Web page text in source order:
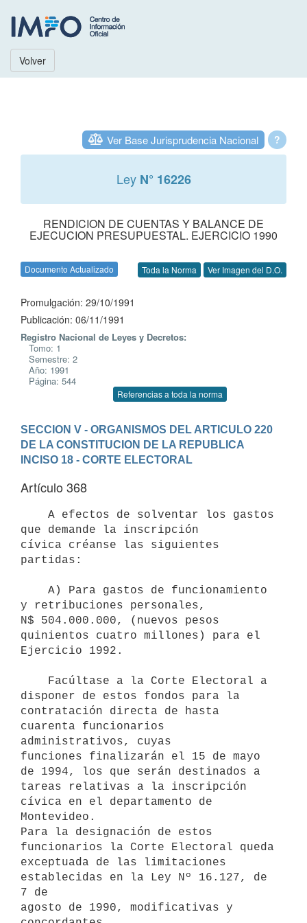
Volver
?
Ver Base Jurisprudencia Nacional
Ley N° 16226
RENDICION DE CUENTAS Y BALANCE DE
EJECUCION PRESUPUESTAL. EJERCICIO 1990
Documento Actualizado Toda la Norma Ver Imagen del D.O.
Promulgación: 29/10/1991
Publicación: 06/11/1991
Registro Nacional de Leyes y Decretos:
Tomo: 1
Semestre: 2
Año: 1991
Página: 544
Referencias a toda la norma
SECCION V - ORGANISMOS DEL ARTICULO 220
DE LA CONSTITUCION DE LA REPUBLICA
INCISO 18 - CORTE ELECTORAL
Artículo 368
que demande la inscripción
cívica créanse las siguientes
partidas:
y retribuciones personales,
N$ 504.000.000, (nuevos pesos
quinientos cuatro millones) para el
Ejercicio 1992.
disponer de estos fondos para la
contratación directa de hasta
cuarenta funcionarios
administrativos, cuyas
funciones finalizarán el 15 de mayo
de 1994, los que serán destinados a
tareas relativas a la inscripción
cívica en el departamento de
Montevideo.
Para la designación de estos
funcionarios la Corte Electoral queda
exceptuada de las limitaciones
establecidas en la Ley Nº 16.127, de
7 de
agosto de 1990, modificativas y